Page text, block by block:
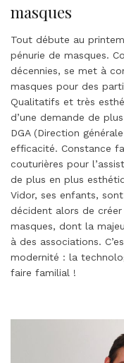
masques
Tout débute au
pénurie de masques.
décennies, se met à
masques pour des
Qualitatifs et très
d’une demande de
DGA (Direction
efficacité. Constance
couturières pour
de plus en plus
Vidor, ses enfants,
décident alors de
masques, dont la
à des associations.
modernité : la
faire familial !